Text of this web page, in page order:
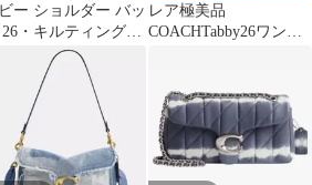
ー ショルダー バッ
26・キルティング
レア極美品
COACHTabby26ワンシ